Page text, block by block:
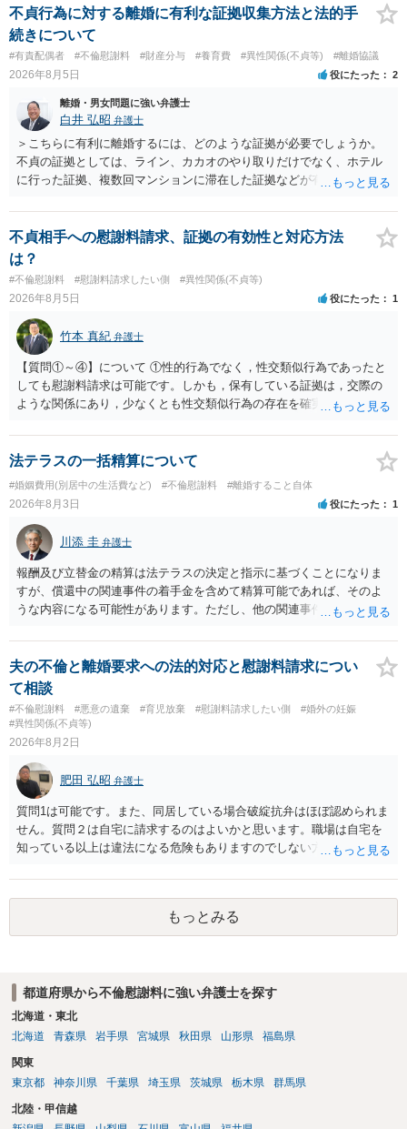
われます。 一度、最寄りの弁護士に相談してみてください。
不貞行為に対する離婚に有利な証拠収集方法と法的手
続きについて
#有責配偶者 #不倫慰謝料 #財産分与 #養育費 #異性関係(不貞等) #離婚協議
2026年8月5日 役にたった 2
離婚・男女問題に強い弁護士
白井 弘昭 弁護士
＞こちらに有利に離婚するには、どのような証拠が必要でしょうか。
不貞の証拠としては、ライン、カカオのやり取りだけでなく、ホテル
に行った証拠、複数回マンションに滞在した証拠などが有効です。 不
婚する、慰謝料をとるなど）ことができると思われます。 ただし、不
貞発覚後、長期間同居を続けると、不貞を許したとの評価につながる
場合がありますので、ご注意ください。 以上、ご参考まで。
不貞相手への慰謝料請求、証拠の有効性と対応方法
は？
#不倫慰謝料 #慰謝料請求したい側 #異性関係(不貞等)
2026年8月5日 役にたった 1
竹本 真紀 弁護士
【質問①～④】について ①性的行為でなく，性交類似行為であったと
しても慰謝料請求は可能です。しかも，保有している証拠は，交際の
ような関係にあり，少なくとも性交類似行為の存在を確実に証明でき
ことを窺わせるものです。）。ですから，慰謝料請求を進めることで
よいと思います。 ただ．慰謝料額については，婚姻破綻に至っていな
いとして，この点を考慮されることになるかもしれません。 ②夫との
今後のことを考えて書いてもらうか否かを検討するのがよいと思いま
す。今ある証拠以上のことを証明（証明力を強めることも含む）でき
るのであれば，前向きに検討を進めるという考え方でもよいでしょ
う。慰謝料請求としては証拠として使えることが前提であり，その価
値と夫との関係との均衡のように思います。 ③行政書士に委任をして
いるのであれば，どのような内容の委任なのか不明ですが，その行政
書士との協議になると思います。請求するか，訴訟にするか，その点
の見極めや，相手方は性交類似行為は認めているのか，それさえも否
定しているのかによって，考え方・進め方は変わってくると思いま
す。 ④性交類似行為を認めているにもかかわらず支払を拒否するので
あれば，本人（行政書士でも同じだと思います。）への対応ではあま
り変わらないように思います。減額で折り合えるなら本人様の交渉で
もよいように思いますが，ゼロかどうかの観点であれば，訴訟に進む
しかなくなるようにも思います。そうしますと，お近くの弁護士に相
談して進めることを検討した方がよいようにも思います。
法テラスの一括精算について
#婚姻費用(別居中の生活費など) #不倫慰謝料 #離婚すること自体
2026年8月3日 役にたった 1
川添 圭 弁護士
報酬及び立替金の精算は法テラスの決定と指示に基づくことになりま
すが、償還中の関連事件の着手金を含めて精算可能であれば、そのよ
うな内容になる可能性があります。ただし、他の関連事件でも相手方
情によって対応が違いますので、法テラスへお尋ねいただいた方が確
実です。
夫の不倫と離婚要求への法的対応と慰謝料請求につい
て相談
#不倫慰謝料 #悪意の遺棄 #育児放棄 #慰謝料請求したい側
#婚外の妊娠
#異性関係(不貞等)
2026年8月2日
肥田 弘昭 弁護士
質問1は可能です。また、同居している場合破綻抗弁はほぼ認められま
せん。質問２は自宅に請求するのはよいかと思います。職場は自宅を
知っている以上は違法になる危険もありますのでしない方が良いで
かと思います。有責配偶者ですので相手方からの離婚は拒否しても仮
に訴訟されても法的に成立しません。質問５は認知すると養育費支払
い、相続権が発生します。合意があれば法的に可能ですが法律で強制
することはできません。質問６は可能です。質問７は不貞行為の写真
もっとみる
都道府県から不倫慰謝料に強い弁護士を探す
北海道・東北
北海道
青森県 岩手県 宮城県 秋田県 山形県 福島県
関東
東京都
神奈川県 千葉県 埼玉県 茨城県 栃木県 群馬県
北陸・甲信越